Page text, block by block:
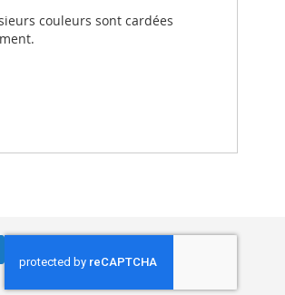
couleurs sont cardées